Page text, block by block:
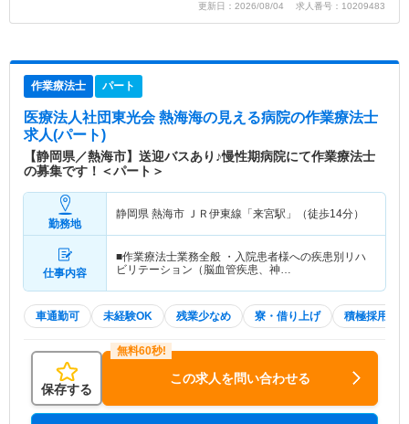
更新日：2026/08/04 求人番号：10209483
作業療法士 パート
医療法人社団東光会 熱海海の見える病院の作業療法士
求人(パート)
【静岡県／熱海市】送迎バスあり♪慢性期病院にて作業療法士
の募集です！＜パート＞
勤務地
静岡県 熱海市 ＪＲ伊東線「来宮駅」（徒歩14分）
仕事内容
■作業療法士業務全般 ・入院患者様への疾患別リハ
ビリテーション（脳血管疾患、神…
車通勤可 未経験OK 残業少なめ 寮・借り上げ 積極採用中
保存する
この求人を問い合わせる